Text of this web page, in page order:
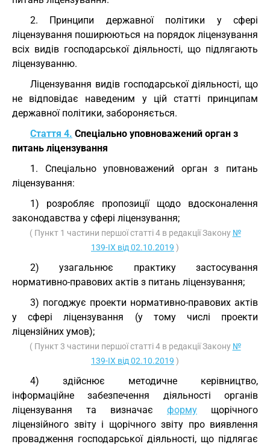
2. Принципи державної політики у сфері
ліцензування поширюються на порядок ліцензування
всіх видів господарської діяльності, що підлягають
ліцензуванню.
Ліцензування видів господарської діяльності, що
не відповідає наведеним у цій статті принципам
державної політики, забороняється.
Стаття 4. Спеціально уповноважений орган з
питань ліцензування
1. Спеціально уповноважений орган з питань
ліцензування:
1) розробляє пропозиції щодо вдосконалення
законодавства у сфері ліцензування;
( Пункт 1 частини першої статті 4 в редакції Закону №
139-IX від 02.10.2019 )
2) узагальнює практику застосування
нормативно-правових актів з питань ліцензування;
3) погоджує проекти нормативно-правових актів
у сфері ліцензування (у тому числі проекти
ліцензійних умов);
( Пункт 3 частини першої статті 4 в редакції Закону №
139-IX від 02.10.2019 )
4) здійснює методичне керівництво,
інформаційне забезпечення діяльності органів
ліцензування та визначає форму щорічного
ліцензійного звіту і щорічного звіту про виявлення
провадження господарської діяльності, що підлягає